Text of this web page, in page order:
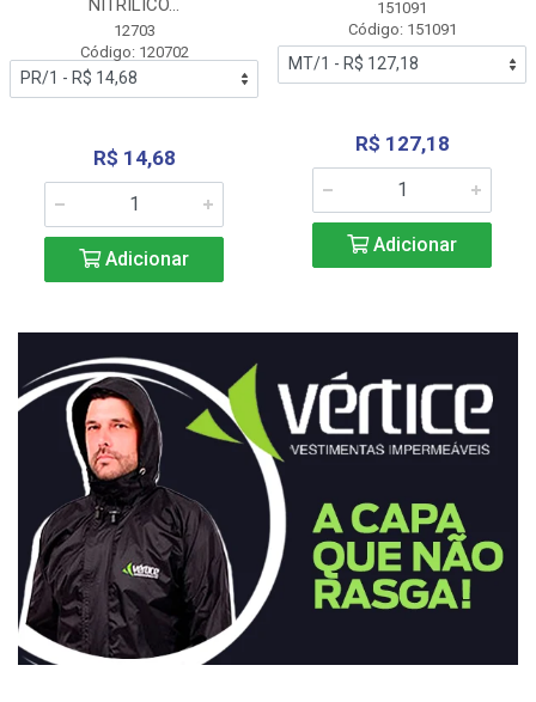
NITRÍLICO...
12703
Código: 120702
R$ 14,68
Adicionar
151091
Código: 151091
R$ 127,18
Adicionar